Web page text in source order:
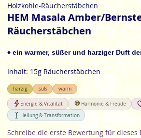
Zum
Anfang
Bildgalerie
Holzkohle-Räucherstäbchen
HEM Masala Amber/
Räucherstäbchen
♦ ein warmer, süßer und harziger Duft
Inhalt: 15g Räucherstäbchen
harzig süß warm
Energie & Vitalität Harmonie & Freude
Heilung & Transformation
Schreibe die erste Bewertung für dieses